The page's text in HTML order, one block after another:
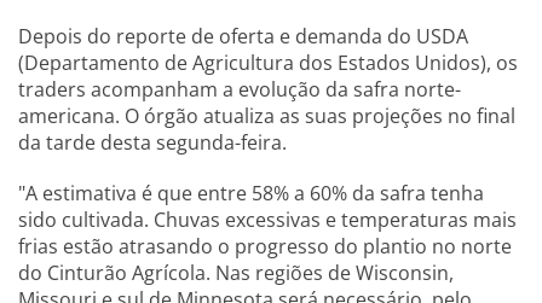
Depois do reporte de oferta e demanda do USDA
(Departamento de Agricultura dos Estados Unidos), os
traders acompanham a evolução da safra norte-
americana. O órgão atualiza as suas projeções no final
da tarde desta segunda-feira.
"A estimativa é que entre 58% a 60% da safra tenha
sido cultivada. Chuvas excessivas e temperaturas mais
frias estão atrasando o progresso do plantio no norte
do Cinturão Agrícola. Nas regiões de Wisconsin,